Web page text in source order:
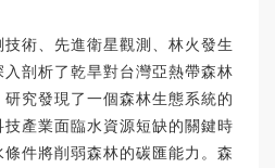
術、先進衛星觀測、林火發生
剖析了乾旱對台灣亞熱帶森林
究發現了一個森林生態系統的
產業面臨水資源短缺的關鍵時
件將削弱森林的碳匯能力。森